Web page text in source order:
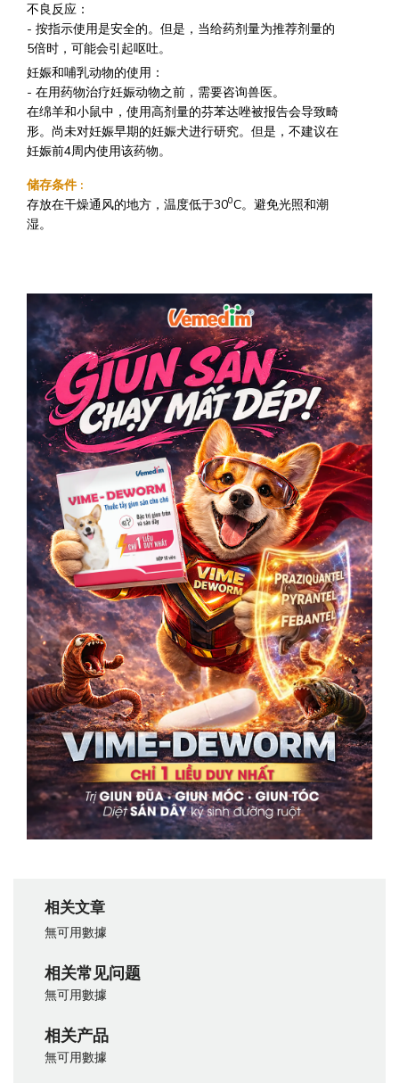
不良反应：
- 按指示使用是安全的。但是，当给药剂量为推荐剂量的
5倍时，可能会引起呕吐。
妊娠和哺乳动物的使用：
- 在用药物治疗妊娠动物之前，需要咨询兽医。
在绵羊和小鼠中，使用高剂量的芬苯达唑被报告会导致畸
形。尚未对妊娠早期的妊娠犬进行研究。但是，不建议在
妊娠前4周内使用该药物。
储存条件 :
存放在干燥通风的地方，温度低于300C。避免光照和潮
湿。
相关文章
無可用數據
相关常见问题
無可用數據
相关产品
無可用數據